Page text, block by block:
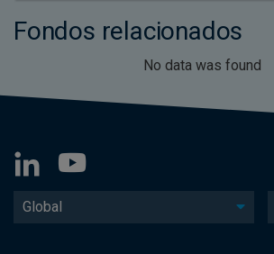
Fondos relacionados
No data was found
Global